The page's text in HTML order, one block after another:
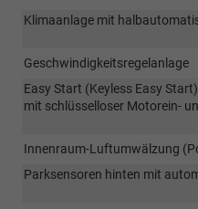
Klimaanlage mit
Geschwindigkeitsregelanlage
Easy Start (Keyless Easy
mit schlüsselloser Motorein-
Innenraum-Luftumwälzung
Parksensoren hinten mit